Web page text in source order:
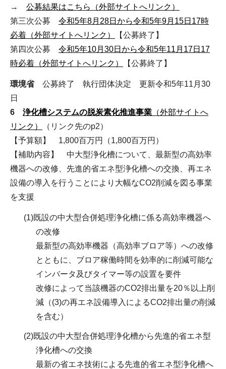
→ 公募結果はこちら（外部サイトへリンク）
第三次公募 令和5年8月28日から令和5年9月15日17時
必着（外部サイトへリンク）
【公募終了】
第四次公募 令和5年10月30日から令和5年11月17日17
時必着（外部サイトへリンク）
【公募終了】
環境省公募終了 執行団体決定 更新令和5年11月30
日
6 浄化槽システムの脱炭素化推進事業 （外部サイトへ
リンク）
（リンク先のp2）
【予算額】 1,800百万円（1,800百万円）
【補助内容】 中大型浄化槽について、最新型の高効率
機器への改修、先進的省エネ型浄化槽への交換、再エネ
設備の導入を行うことにより大幅なCO2削減を図る事業
を支援
(1)既設の中大型合併処理浄化槽に係る高効率機器へ
の改修
最新型の高効率機器（高効率ブロア等）への改修
とともに、ブロア稼働時間を効率的に削減可能な
インバータ及びタイマー等の設置を要件
改修によって当該機器のCO2排出量を20％以上削
減（(3)の再エネ設備導入によるCO2排出量の削減
を含む）
(2)既設の中大型合併処理浄化槽から先進的省エネ型
浄化槽への交換
最新の省エネ技術による先進的省エネ型浄化槽へ